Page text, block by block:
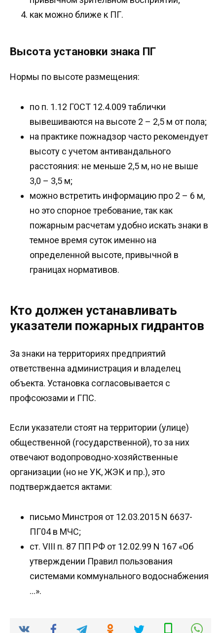
как можно ближе к ПГ.
Высота установки знака ПГ
Нормы по высоте размещения:
по п. 1.12 ГОСТ 12.4.009 таблички
вывешиваются на высоте 2 – 2,5 м от пола;
на практике пожнадзор часто рекомендует
высоту с учетом антивандального
расстояния: не меньше 2,5 м, но не выше
3,0 – 3,5 м;
можно встретить информацию про 2 – 6 м,
но это спорное требование, так как
пожарным расчетам удобно искать знаки в
темное время суток именно на
определенной высоте, привычной в
границах нормативов.
Кто должен устанавливать
указатели пожарных гидрантов
За знаки на территориях предприятий
ответственна администрация и владелец
объекта. Установка согласовывается с
профсоюзами и ГПС.
Если указатели стоят на территории (улице)
общественной (государственной), то за них
отвечают водопроводно-хозяйственные
организации (но не УК, ЖЭК и пр.), это
подтверждается актами:
письмо Минстроя от 12.03.2015 N 6637-
ПГ04 в МЧС;
ст. VIII п. 87 ПП РФ от 12.02.99 N 167 «Об
утверждении Правил пользования
системами коммунального водоснабжения
…».